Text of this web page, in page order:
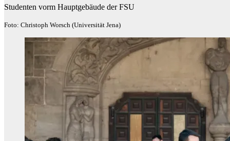
Studenten vorm Hauptgebäude der FSU
Foto: Christoph Worsch (Universität Jena)